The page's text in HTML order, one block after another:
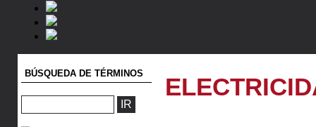
BÚSQUEDA DE TÉRMINOS